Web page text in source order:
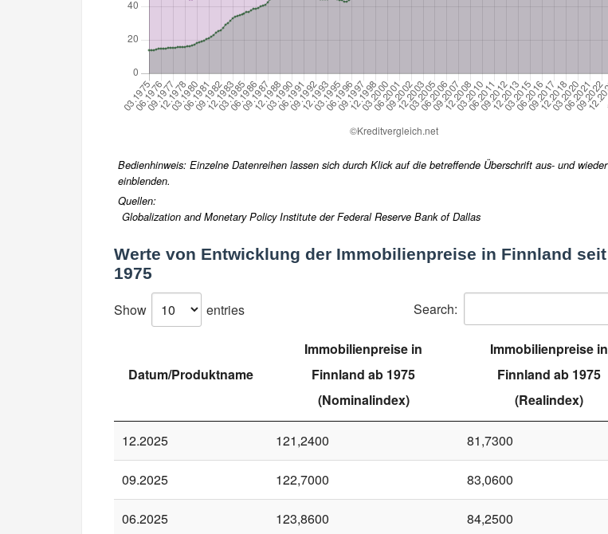
Bedienhinweis: Einzelne Datenreihen lassen sich durch Klick auf die betreffende Überschrift aus- und wieder
einblenden.
Quellen:
Globalization and Monetary Policy Institute der Federal Reserve Bank of Dallas
Werte von Entwicklung der Immobilienpreise in Finnland seit
1975
Show
entries Search:
Datum/Produktname
Immobilienpreise in
Finnland ab 1975
(Nominalindex)
Immobilienpreise in
Finnland ab 1975
(Realindex)
12.2025 121,2400 81,7300
09.2025 122,7000 83,0600
06.2025 123,8600 84,2500